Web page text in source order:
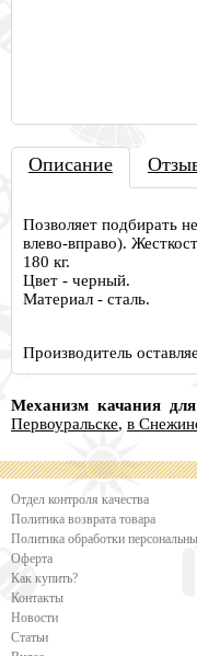
Описание
Позволяет подбирать
влево-вправо).
180 кг.
Цвет - черный.
Материал - сталь.
Производитель
Механизм качания
Первоуральске, в
Отдел контроля качества
Политика возврата товара
Политика обработки
Оферта
Как купить?
Контакты
Новости
Статьи